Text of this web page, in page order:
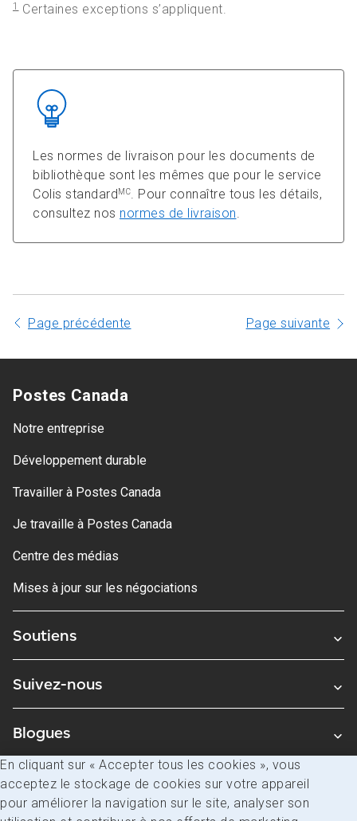
1 Certaines exceptions s’appliquent.
Les normes de livraison pour les documents de
bibliothèque sont les mêmes que pour le service
Colis standard MC. Pour connaître tous les détails,
consultez nos normes de livraison.
Page précédente Page suivante
Postes Canada
Notre entreprise
Développement durable
Travailler à Postes Canada
Je travaille à Postes Canada
Centre des médias
Mises à jour sur les négociations
Soutiens
Suivez-nous
Blogues
Avis juridiques
En cliquant sur « Accepter tous les cookies », vous
acceptez le stockage de cookies sur votre appareil
pour améliorer la navigation sur le site, analyser son